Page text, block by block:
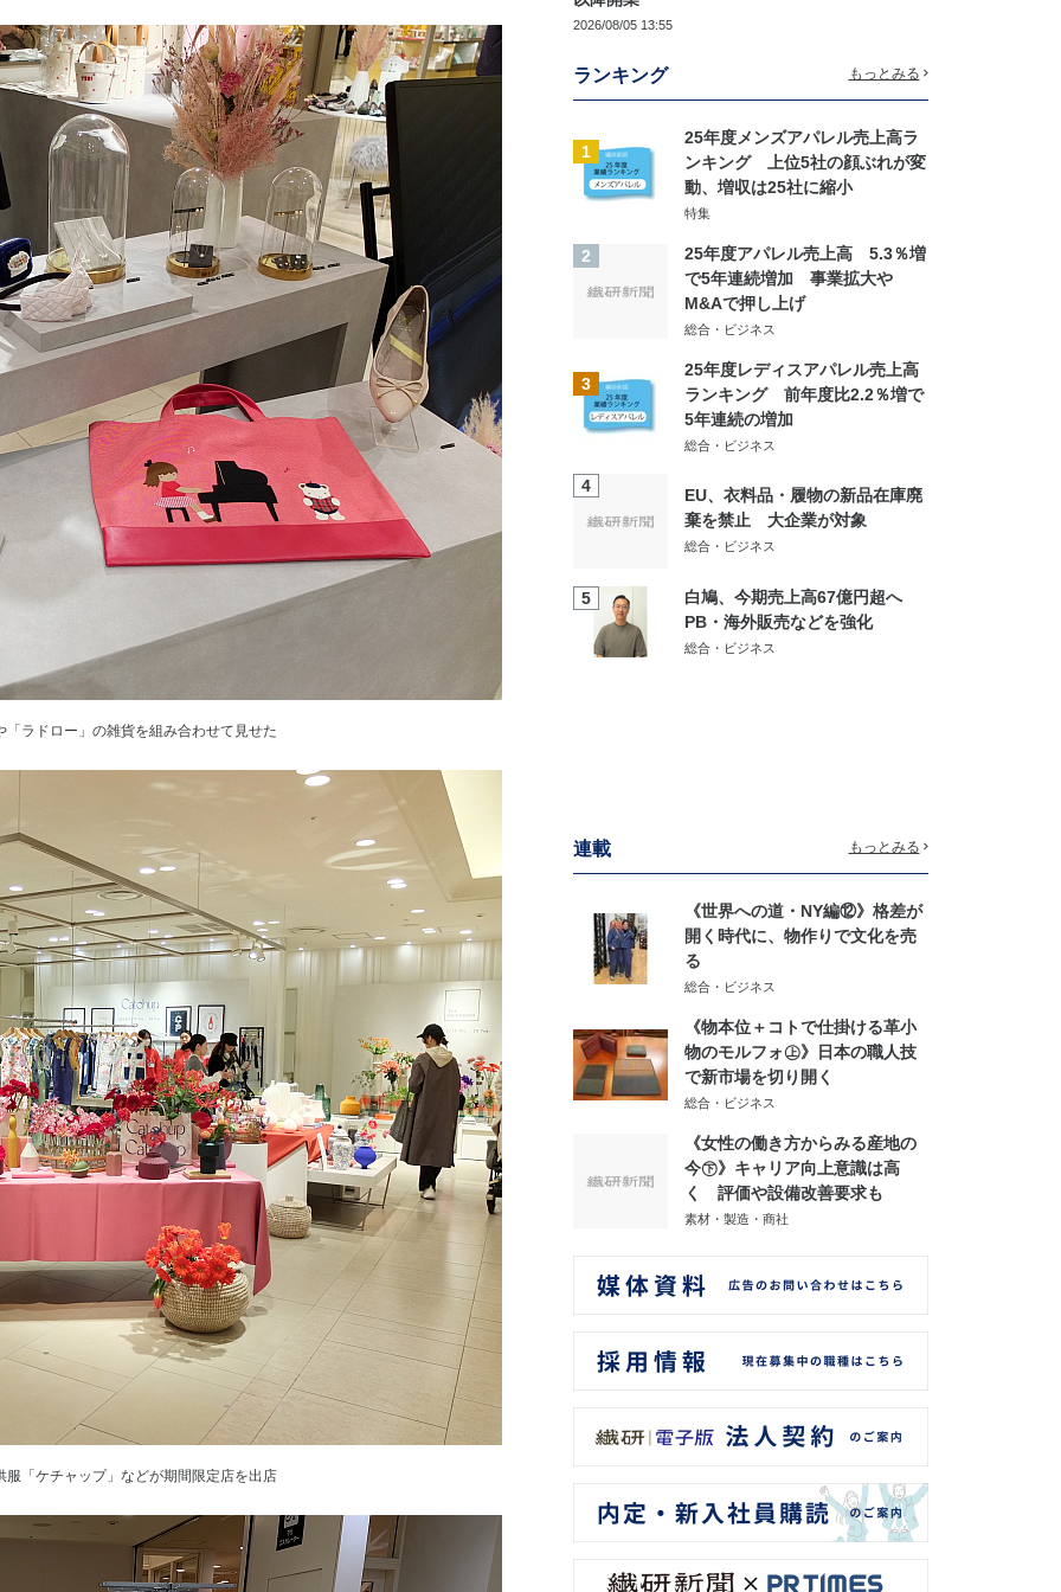
ラドロー」の雑貨を組み合わせて見せた
「ケチャップ」などが期間限定店を出店
2026/08/05 13:55
ランキング もっとみる
1
25年度メンズアパレル売上高ラ
ンキング 上位5社の顔ぶれが変
動、増収は25社に縮小
特集
2
25年度アパレル売上高 5.3％増
で5年連続増加 事業拡大や
M&Aで押し上げ
総合・ビジネス
3
25年度レディスアパレル売上高
ランキング 前年度比2.2％増で
5年連続の増加
総合・ビジネス
4
EU、衣料品・履物の新品在庫廃
棄を禁止 大企業が対象
総合・ビジネス
5
白鳩、今期売上高67億円超へ
PB・海外販売などを強化
総合・ビジネス
連載 もっとみる
《世界への道・NY編⑫》格差が
開く時代に、物作りで文化を売
る
総合・ビジネス
《物本位＋コトで仕掛ける革小
物のモルフォ㊤》日本の職人技
で新市場を切り開く
総合・ビジネス
《女性の働き方からみる産地の
今㊦》キャリア向上意識は高
く 評価や設備改善要求も
素材・製造・商社